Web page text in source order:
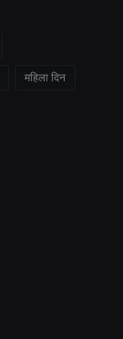
महिला दिन